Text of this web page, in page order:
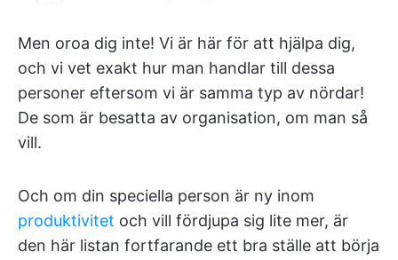
Men oroa dig inte! Vi är här för att hjälpa dig,
och vi vet exakt hur man handlar till dessa
personer eftersom vi är samma typ av nördar!
De som är besatta av organisation, om man så
vill.
Och om din speciella person är ny inom
produktivitet och vill fördjupa sig lite mer, är
den här listan fortfarande ett bra ställe att börja